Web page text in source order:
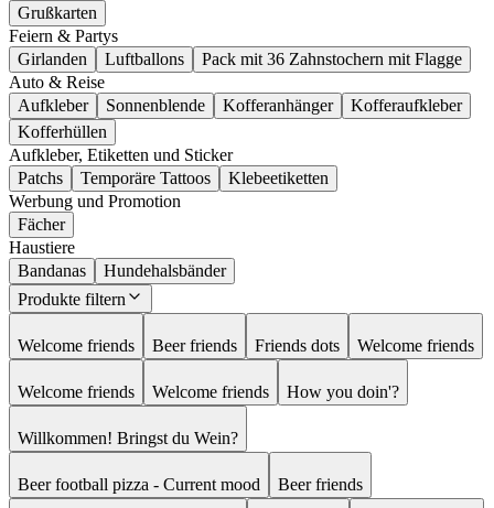
Grußkarten
Feiern & Partys
Girlanden
Luftballons
Pack mit 36 Zahnstochern mit Flagge
Auto & Reise
Aufkleber
Sonnenblende Kofferanhänger
Kofferaufkleber
Kofferhüllen
Aufkleber, Etiketten und Sticker
Patchs
Temporäre Tattoos
Klebeetiketten
Werbung und Promotion
Fächer
Haustiere
Bandanas
Hundehalsbänder
Produkte filtern
Welcome friends Beer friends Friends dots Welcome friends
Welcome friends Welcome friends How you doin'?
Willkommen! Bringst du Wein?
Beer football pizza - Current mood Beer friends